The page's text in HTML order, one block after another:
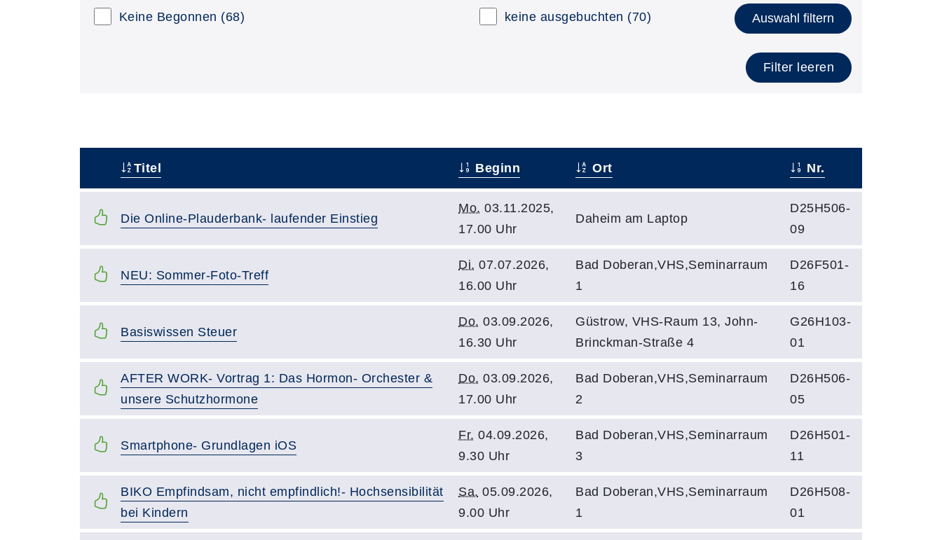
Keine Begonnen (68) keine ausgebuchten (70) Auswahl filtern
Filter leeren
Titel Beginn Ort Nr.
Die Online-Plauderbank- laufender Einstieg
Mo. 03.11.2025,
17.00 Uhr
Daheim am Laptop
D25H506-
09
NEU: Sommer-Foto-Treff
Di. 07.07.2026,
16.00 Uhr
Bad Doberan,VHS,Seminarraum
1
D26F501-
16
Basiswissen Steuer
Do. 03.09.2026,
16.30 Uhr
Güstrow, VHS-Raum 13, John-
Brinckman-Straße 4
G26H103-
01
AFTER WORK- Vortrag 1: Das Hormon- Orchester &
unsere Schutzhormone
Do. 03.09.2026,
17.00 Uhr
Bad Doberan,VHS,Seminarraum
2
D26H506-
05
Smartphone- Grundlagen iOS
Fr. 04.09.2026,
9.30 Uhr
Bad Doberan,VHS,Seminarraum
3
D26H501-
11
BIKO Empfindsam, nicht empfindlich!- Hochsensibilität
bei Kindern
Sa. 05.09.2026,
9.00 Uhr
Bad Doberan,VHS,Seminarraum
1
D26H508-
01